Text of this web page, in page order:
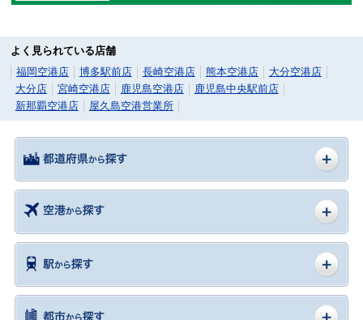
よく見られている店舗
福岡空港店
博多駅前店 長崎空港店 熊本空港店
大分空港店
大分店
宮崎空港店 鹿児島空港店
鹿児島中央駅前店
新那覇空港店
屋久島空港営業所